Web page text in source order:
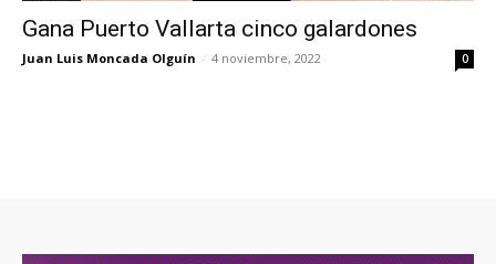
Gana Puerto Vallarta cinco galardones
Juan Luis Moncada Olguín - 4 noviembre, 2022 0